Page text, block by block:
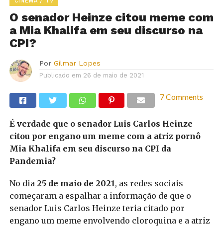
O senador Heinze citou meme com
a Mia Khalifa em seu discurso na
CPI?
Por Gilmar Lopes
Publicado em 26 de maio de 2021
7 Comments
É verdade que o senador Luis Carlos Heinze
citou por engano um meme com a atriz pornô
Mia Khalifa em seu discurso na CPI da
Pandemia?
No dia 25 de maio de 2021, as redes sociais
começaram a espalhar a informação de que o
senador Luis Carlos Heinze teria citado por
engano um meme envolvendo cloroquina e a atriz